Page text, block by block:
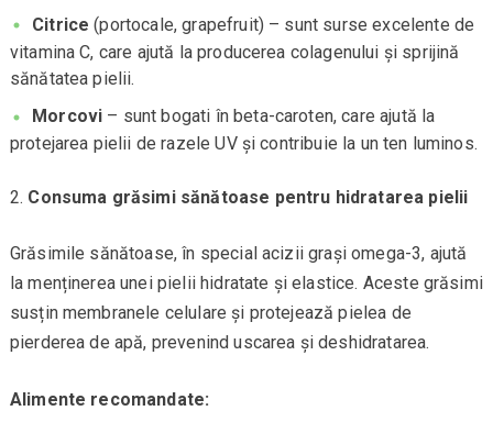
Citrice (portocale, grapefruit) – sunt surse excelente de
vitamina C, care ajută la producerea colagenului și sprijină
sănătatea pielii.
Morcovi – sunt bogati în beta-caroten, care ajută la
protejarea pielii de razele UV și contribuie la un ten luminos.
Consuma grăsimi sănătoase pentru hidratarea pielii
Grăsimile sănătoase, în special acizii grași omega-3, ajută
la menținerea unei pielii hidratate și elastice. Aceste grăsimi
susțin membranele celulare și protejează pielea de
pierderea de apă, prevenind uscarea și deshidratarea.
Alimente recomandate: